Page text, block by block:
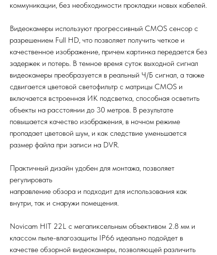
коммуникации, без необходимости прокладки новых кабелей.
Видеокамеры используют прогрессивный CMOS сенсор c
разрешением Full HD, что позволяет получить четкое и
качественное изображение, причем картинка передается без
задержек и потерь. В темное время суток выходной сигнал
видеокамеры преобразуется в реальный Ч/Б сигнал, а также
сдвигается цветовой светофильтр с матрицы CMOS и
включается встроенная ИК подсветка, способная осветить
объекты на расстоянии до 30 метров. В результате
повышается качество изображения, в ночном режиме
пропадает цветовой шум, и как следствие уменьшается
размер файла при записи на DVR.
Практичный дизайн удобен для монтажа, позволяет
регулировать
направление обзора и подходит для использования как
внутри, так и снаружи помещения.
Novicam HIT 22L с мегапиксельным объективом 2.8 мм и
классом пыле-влагозащиты IP66 идеально подойдет в
качестве обзорной видеокамеры, позволяющей различить